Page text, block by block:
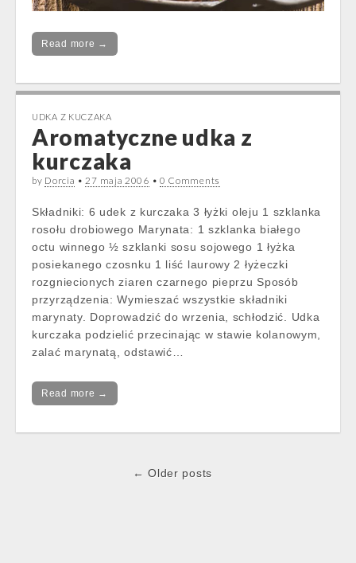
Read more →
UDKA Z KUCZAKA
Aromatyczne udka z
kurczaka
by Dorcia •27 maja 2006 • 0 Comments
Składniki: 6 udek z kurczaka 3 łyżki oleju 1 szklanka
rosołu drobiowego Marynata: 1 szklanka białego
octu winnego ½ szklanki sosu sojowego 1 łyżka
posiekanego czosnku 1 liść laurowy 2 łyżeczki
rozgniecionych ziaren czarnego pieprzu Sposób
przyrządzenia: Wymieszać wszystkie składniki
marynaty. Doprowadzić do wrzenia, schłodzić. Udka
kurczaka podzielić przecinając w stawie kolanowym,
zalać marynatą, odstawić…
Read more →
← Older posts